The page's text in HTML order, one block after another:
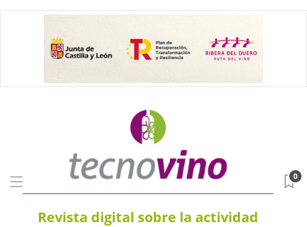
Revista digital sobre la actividad
0